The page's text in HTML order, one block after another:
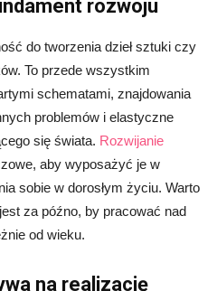
rozwoju
do tworzenia dzieł sztuki czy
To przede wszystkim
schematami, znajdowania
problemów i elastyczne
się świata. Rozwijanie
aby wyposażyć je w
sobie w dorosłym życiu. Warto
za późno, by pracować nad
od wieku.
na realizację